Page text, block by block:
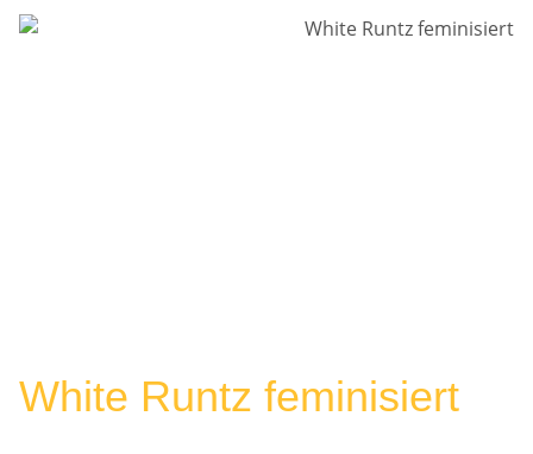
White Runtz feminisiert